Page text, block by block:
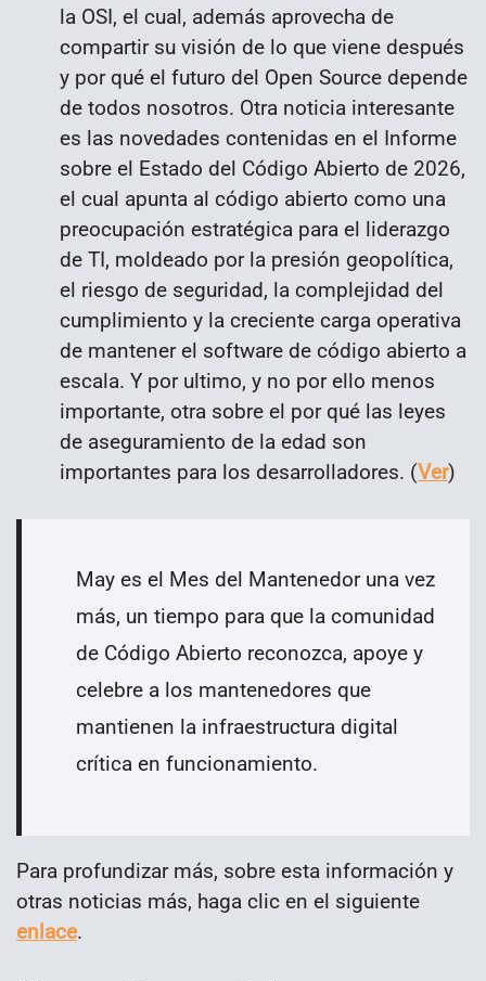
la OSI, el cual, además aprovecha de
compartir su visión de lo que viene después
y por qué el futuro del Open Source depende
de todos nosotros. Otra noticia interesante
es las novedades contenidas en el Informe
sobre el Estado del Código Abierto de 2026,
el cual apunta al código abierto como una
preocupación estratégica para el liderazgo
de TI, moldeado por la presión geopolítica,
el riesgo de seguridad, la complejidad del
cumplimiento y la creciente carga operativa
de mantener el software de código abierto a
escala. Y por ultimo, y no por ello menos
importante, otra sobre el por qué las leyes
de aseguramiento de la edad son
importantes para los desarrolladores. (Ver)
May es el Mes del Mantenedor una vez
más, un tiempo para que la comunidad
de Código Abierto reconozca, apoye y
celebre a los mantenedores que
mantienen la infraestructura digital
crítica en funcionamiento.
Para profundizar más, sobre esta información y
otras noticias más, haga clic en el siguiente
enlace.